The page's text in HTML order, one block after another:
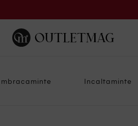
Incaltaminte